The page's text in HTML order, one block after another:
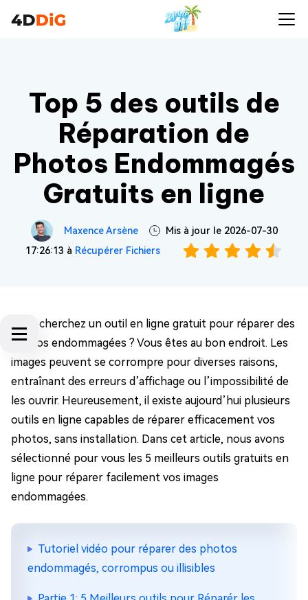
Top 5 des outils de
Réparation de
Photos Endommagés
Gratuits en ligne
Maxence Arsène
Mis à jour le 2026-07-30
17:26:13 à Récupérer Fichiers
Vous cherchez un outil en ligne gratuit pour réparer des
photos endommagées ? Vous êtes au bon endroit. Les
images peuvent se corrompre pour diverses raisons,
entraînant des erreurs d’affichage ou l’impossibilité de
les ouvrir. Heureusement, il existe aujourd’hui plusieurs
outils en ligne capables de réparer efficacement vos
photos, sans installation. Dans cet article, nous avons
sélectionné pour vous les 5 meilleurs outils gratuits en
ligne pour réparer facilement vos images
endommagées.
Tutoriel vidéo pour réparer des photos
endommagés, corrompus ou illisibles